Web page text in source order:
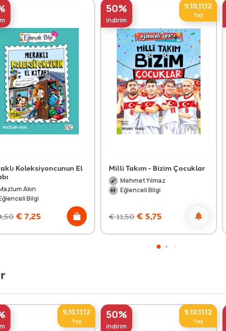
Koleksiyoncunun El
Akın
Bilgi
€ 7,25
50%
indirim
9,10,11,12
Yaş
Milli Takım - Bizim Çocuklar
Mehmet Yılmaz
Eğlenceli Bilgi
€11,50 € 5,75
9,10,11,12
Yaş 50%
indirim
9,10,11,12
Yaş